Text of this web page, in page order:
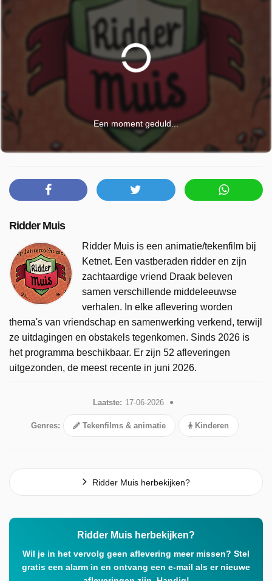
Een moment geduld...
Ridder Muis
Ridder Muis is een animatie/tekenfilm bij
Ketnet. Een vastberaden ridder en zijn
zachtaardige vriend Draak beleven
samen verschillende middeleeuwse
verhalen. In elke aflevering worden
thema's van vriendschap en samenwerking verkend, terwijl
ze uitdagingen en obstakels tegenkomen. Sinds 2026 is
het programma beschikbaar. Er zijn 52 afleveringen
uitgezonden, de meest recente in juni 2026.
Laatste: 17-06-2026
Genres: Tekenfilms & animatie Kinderen
Ridder Muis herbekijken?
Ridder Muis herbekijken?
Wil je in het vervolg geen aflevering meer missen? Stel
gratis een alarm in en ontvang een e-mail als er nieuwe